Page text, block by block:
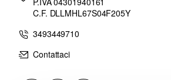
C.F. DLLMHL67S04F205Y
3493449710
Contattaci